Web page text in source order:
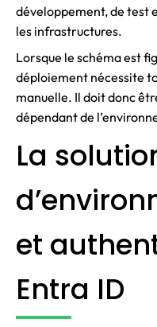
développement, de test
les infrastructures.
Lorsque le schéma est
déploiement nécessite
manuelle. Il doit donc
dépendant de
La
et
Entra ID